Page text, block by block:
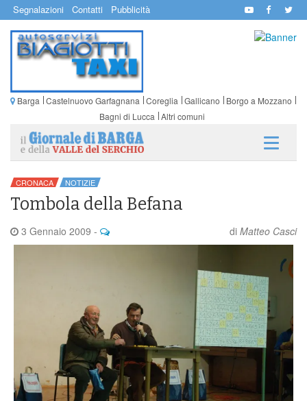
Segnalazioni Contatti Pubblicità
Barga Castelnuovo Garfagnana Coreglia Gallicano
Borgo a Mozzano
Bagni di Lucca Altri comuni
CRONACA NOTIZIE
Tombola della Befana
3 Gennaio 2009 - di Matteo Casci